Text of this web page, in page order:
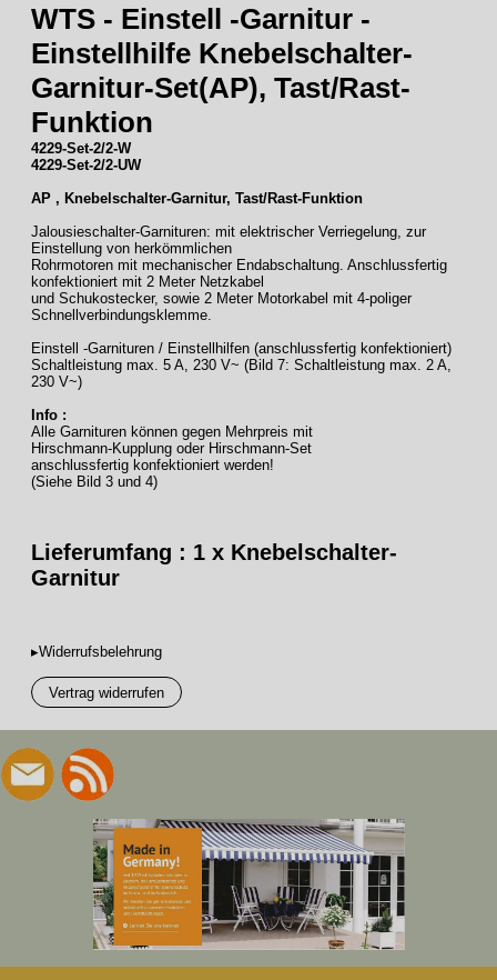
WTS - Einstell -Garnitur -
Einstellhilfe Knebelschalter-
Garnitur-Set(AP), Tast/Rast-
Funktion
4229-Set-2/2-W
4229-Set-2/2-UW
AP , Knebelschalter-Garnitur, Tast/Rast-Funktion
Jalousieschalter-Garnituren: mit elektrischer Verriegelung, zur
Einstellung von herkömmlichen
Rohrmotoren mit mechanischer Endabschaltung. Anschlussfertig
konfektioniert mit 2 Meter Netzkabel
und Schukostecker, sowie 2 Meter Motorkabel mit 4-poliger
Schnellverbindungsklemme.
Einstell -Garnituren / Einstellhilfen (anschlussfertig konfektioniert)
Schaltleistung max. 5 A, 230 V~ (Bild 7: Schaltleistung max. 2 A,
230 V~)
Info :
Alle Garnituren können gegen Mehrpreis mit
Hirschmann-Kupplung oder Hirschmann-Set
anschlussfertig konfektioniert werden!
(Siehe Bild 3 und 4)
Lieferumfang : 1 x Knebelschalter-
Garnitur
▸Widerrufsbelehrung
Vertrag widerrufen